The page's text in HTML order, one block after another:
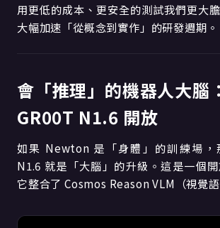
用更低的成本、更安全的測試我們更大
大幅加速「從概念到實作」的研發週期。
會「推理」的機器人大腦
GR00T N1.6 開放
如果 Newton 是「身體」的訓練場，
N1.6 就是「大腦」的升級。這是一個開
它整合了 Cosmos Reason VLM（視覺